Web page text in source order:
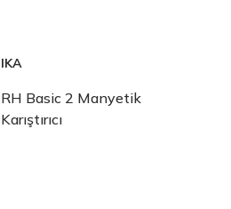
IKA
RH Basic 2 Manyetik
Karıştırıcı